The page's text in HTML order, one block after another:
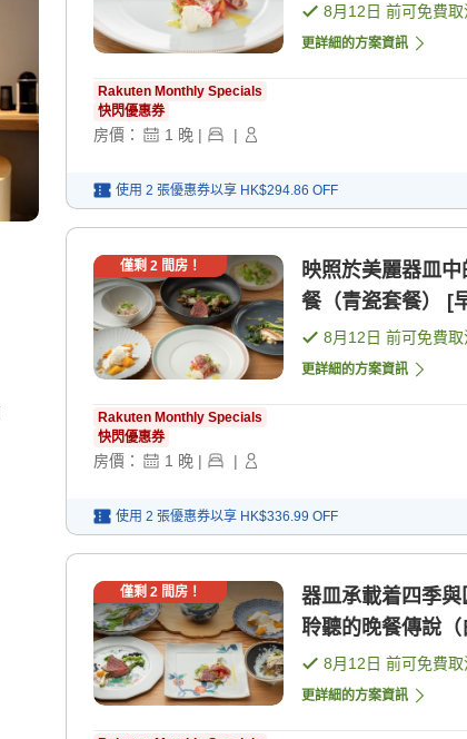
8月12日 前可免費取
更詳細的方案資訊
Rakuten Monthly Specials
快閃優惠券
房價： 1 晚 | |
使用 2 張優惠券以享 HK$294.86 OFF
僅剩 2間房！
映照於美麗器皿
餐（青瓷套餐） [
8月12日 前可免費取
更詳細的方案資訊
Rakuten Monthly Specials
快閃優惠券
房價： 1 晚 | |
使用 2 張優惠券以享 HK$336.99 OFF
僅剩 2間房！
器皿承載着四季
聆聽的晚餐傳說
8月12日 前可免費取
更詳細的方案資訊